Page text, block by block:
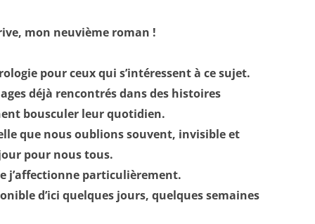
mon neuvième roman !
pour ceux qui s’intéressent à ce sujet.
déjà rencontrés dans des histoires
bousculer leur quotidien.
que nous oublions souvent, invisible et
pour nous tous.
j’affectionne particulièrement.
d’ici quelques jours, quelques semaines